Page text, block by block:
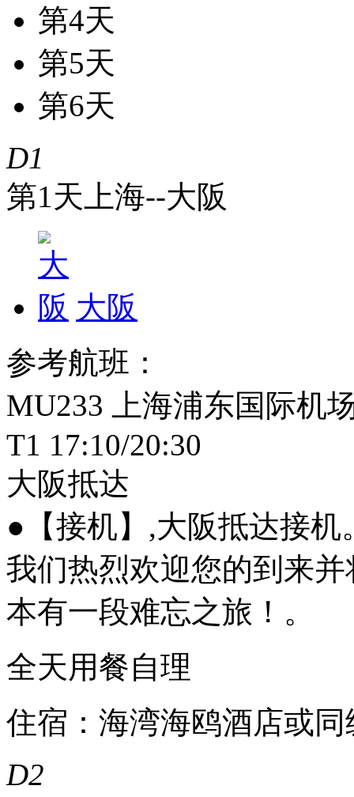
第4天
第5天
第6天
D1
第1天 上海--大阪
大阪
参考航班：
MU233 上海浦东国际机
T1 17:10/20:30
大阪抵达
●【接机】,大阪抵达接机
我们热烈欢迎您的到来
本有一段难忘之旅！。
全天用餐自理
住宿：海湾海鸥酒店或同
D2